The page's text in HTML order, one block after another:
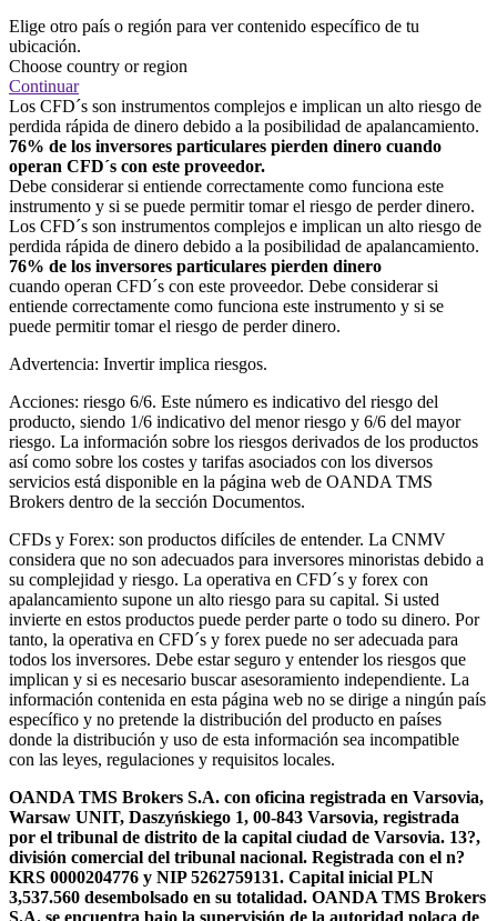
Elige otro país o región para ver contenido específico de tu
ubicación.
Choose country or region
Continuar
Los CFD´s son instrumentos complejos e implican un alto riesgo de
perdida rápida de dinero debido a la posibilidad de apalancamiento.
76% de los inversores particulares pierden dinero cuando
operan CFD´s con este proveedor.
Debe considerar si entiende correctamente como funciona este
instrumento y si se puede permitir tomar el riesgo de perder dinero.
Los CFD´s son instrumentos complejos e implican un alto riesgo de
perdida rápida de dinero debido a la posibilidad de apalancamiento.
76% de los inversores particulares pierden dinero
cuando operan CFD´s con este proveedor. Debe considerar si
entiende correctamente como funciona este instrumento y si se
puede permitir tomar el riesgo de perder dinero.
Advertencia: Invertir implica riesgos.
Acciones: riesgo 6/6. Este número es indicativo del riesgo del
producto, siendo 1/6 indicativo del menor riesgo y 6/6 del mayor
riesgo. La información sobre los riesgos derivados de los productos
así como sobre los costes y tarifas asociados con los diversos
servicios está disponible en la página web de OANDA TMS
Brokers dentro de la sección Documentos.
CFDs y Forex: son productos difíciles de entender. La CNMV
considera que no son adecuados para inversores minoristas debido a
su complejidad y riesgo. La operativa en CFD´s y forex con
apalancamiento supone un alto riesgo para su capital. Si usted
invierte en estos productos puede perder parte o todo su dinero. Por
tanto, la operativa en CFD´s y forex puede no ser adecuada para
todos los inversores. Debe estar seguro y entender los riesgos que
implican y si es necesario buscar asesoramiento independiente. La
información contenida en esta página web no se dirige a ningún país
específico y no pretende la distribución del producto en países
donde la distribución y uso de esta información sea incompatible
con las leyes, regulaciones y requisitos locales.
OANDA TMS Brokers S.A. con oficina registrada en Varsovia,
Warsaw UNIT, Daszyńskiego 1, 00-843 Varsovia, registrada
por el tribunal de distrito de la capital ciudad de Varsovia. 13?,
división comercial del tribunal nacional. Registrada con el n?
KRS 0000204776 y NIP 5262759131. Capital inicial PLN
3,537.560 desembolsado en su totalidad. OANDA TMS Brokers